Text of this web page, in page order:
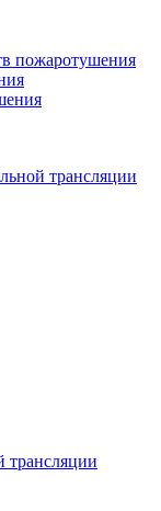
пожаротушения
трансляции
трансляции